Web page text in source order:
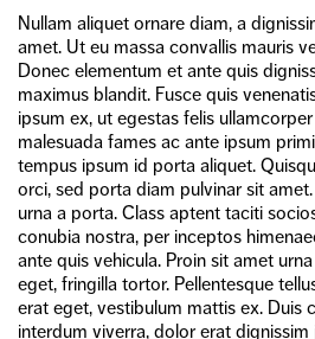
Nullam aliquet ornare diam, a
amet. Ut eu massa convallis mauris
Donec elementum et ante quis
maximus blandit. Fusce quis
ipsum ex, ut egestas felis
malesuada fames ac ante ipsum
tempus ipsum id porta aliquet.
orci, sed porta diam pulvinar sit
urna a porta. Class aptent taciti
conubia nostra, per inceptos
ante quis vehicula. Proin sit amet
eget, fringilla tortor. Pellentesque
erat eget, vestibulum mattis ex. Duis
interdum viverra, dolor erat